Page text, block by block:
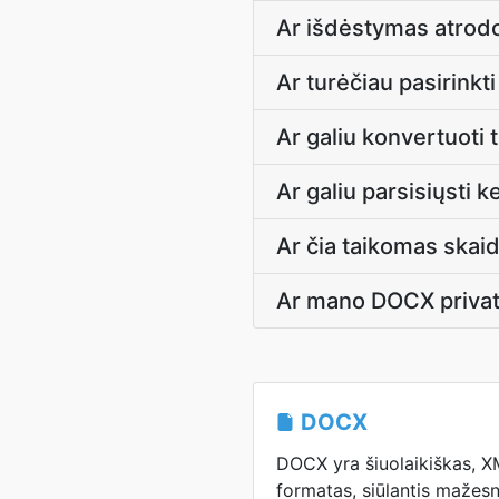
Ar išdėstymas
Ar turėčiau
Ar galiu konvertuoti
Ar galiu parsisiųsti
Ar čia taikomas
Ar mano DOCX
DOCX
DOCX yra šiuolaikiškas,
formatas, siūlantis